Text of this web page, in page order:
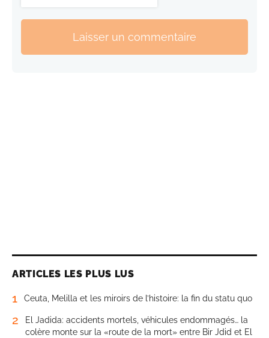
Laisser un commentaire
ARTICLES LES PLUS LUS
1 Ceuta, Melilla et les miroirs de l’histoire: la fin du statu quo
2
El Jadida: accidents mortels, véhicules endommagés… la
colère monte sur la «route de la mort» entre Bir Jdid et El